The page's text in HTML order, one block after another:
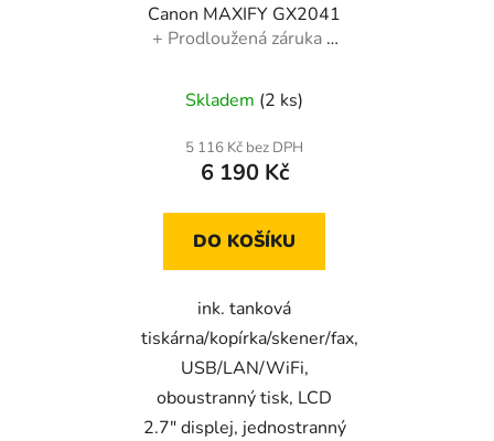
Canon MAXIFY GX2041
+ Prodloužená záruka +
Skladem (2 ks)
5 116 Kč bez DPH
6 190 Kč
DO KOŠÍKU
ink. tanková
tiskárna/kopírka/skener/fax,
USB/LAN/WiFi,
oboustranný tisk, LCD
2.7" displej, jednostranný